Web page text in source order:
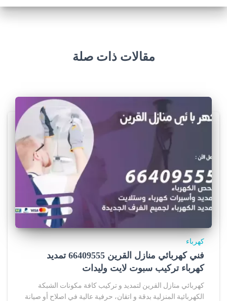
مقالات ذات صلة
كهرباء
فني كهربائي منازل القرين 66409555 تمديد
كهرباء تركيب سبوت لايت وليدات
كهربائي منازل القرين لتمديد و تركيب كافة مكونات الشبكة
الكهربائية المنزلية بدقة و اتقان، حرفية عالية في اصلاح أو صيانة